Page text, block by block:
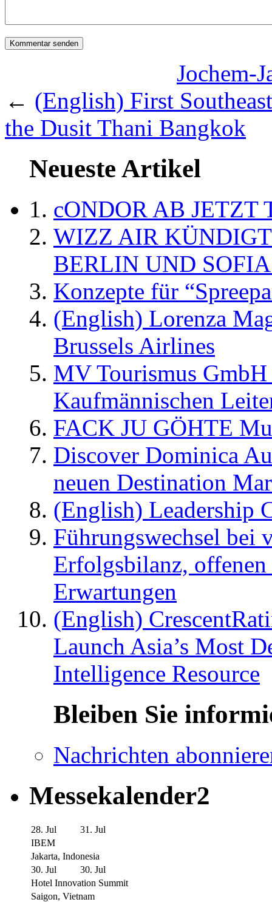
Jochem-
← (English) First
the Dusit Thani Bangkok
Neueste Artikel
cONDOR AB
WIZZ AIR
BERLIN UND
Konzepte für
(English) Lorenza
Brussels Airlines
MV Tourismus
Kaufmännischen
FACK JU GÖHTE
Discover Dominica
neuen Destination
(English) Leadership
Führungswechsel bei
Erfolgsbilanz,
Erwartungen
(English)
Launch Asia’s Most
Intelligence Resource
Bleiben Sie
Nachrichten
Messekalender2
28. Jul
31. Jul
IBEM
Jakarta, Indonesia
30. Jul
30. Jul
Hotel Innovation Summit
Saigon, Vietnam